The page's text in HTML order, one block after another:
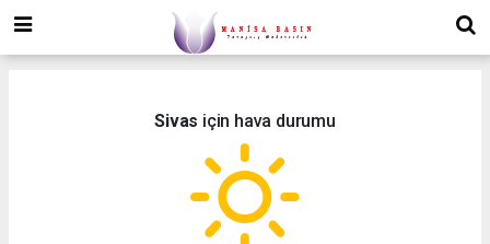
Sivas için hava durumu